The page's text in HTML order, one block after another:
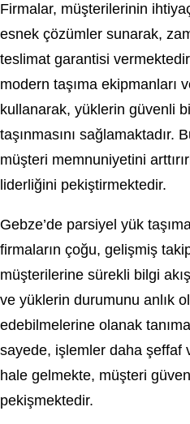
Firmalar, müşterilerinin
esnek çözümler sunarak,
teslimat garantisi
modern taşıma ekipmanları
kullanarak, yüklerin güvenli
taşınmasını sağlamaktadır.
müşteri memnuniyetini
liderliğini pekiştirmektedir.
Gebze’de parsiyel yük
firmaların çoğu, gelişmiş
müşterilerine sürekli bilgi
ve yüklerin durumunu anlık
edebilmelerine olanak
sayede, işlemler daha şeffaf
hale gelmekte, müşteri
pekişmektedir.